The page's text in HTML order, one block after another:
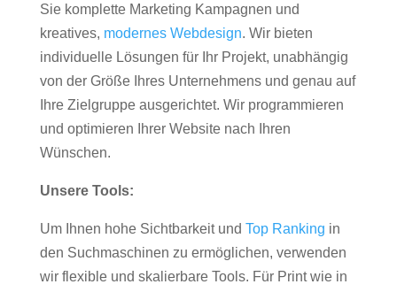
Sie komplette Marketing Kampagnen und
kreatives, modernes Webdesign. Wir bieten
individuelle Lösungen für Ihr Projekt, unabhängig
von der Größe Ihres Unternehmens und genau auf
Ihre Zielgruppe ausgerichtet. Wir programmieren
und optimieren Ihrer Website nach Ihren
Wünschen.
Unsere Tools:
Um Ihnen hohe Sichtbarkeit und Top Ranking in
den Suchmaschinen zu ermöglichen, verwenden
wir flexible und skalierbare Tools. Für Print wie in